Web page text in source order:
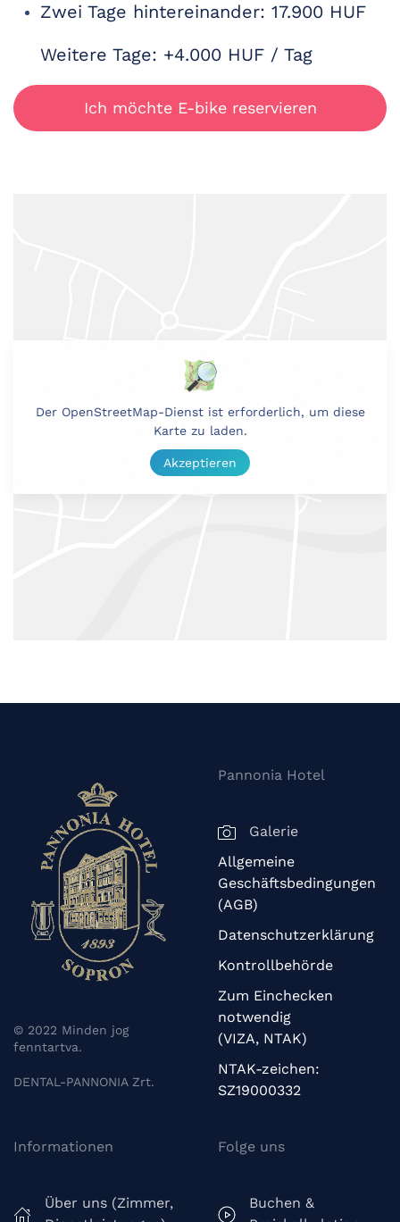
Zwei Tage hintereinander: 17.900 HUF
Weitere Tage: +4.000 HUF / Tag
Ich möchte E-bike reservieren
Der OpenStreetMap-Dienst ist erforderlich, um diese
Karte zu laden.
Akzeptieren
© 2022 Minden jog
fenntartva.
DENTAL-PANNONIA Zrt.
Pannonia Hotel
Galerie
Allgemeine
Geschäftsbedingungen
(AGB)
Datenschutzerklärung
Kontrollbehörde
Zum Einchecken
notwendig
(VIZA, NTAK)
NTAK-zeichen:
SZ19000332
Informationen
Über uns (Zimmer,
Folge uns
Buchen &